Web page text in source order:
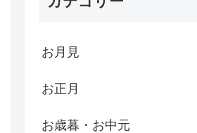
お月見
お正月
お歳暮・お中元